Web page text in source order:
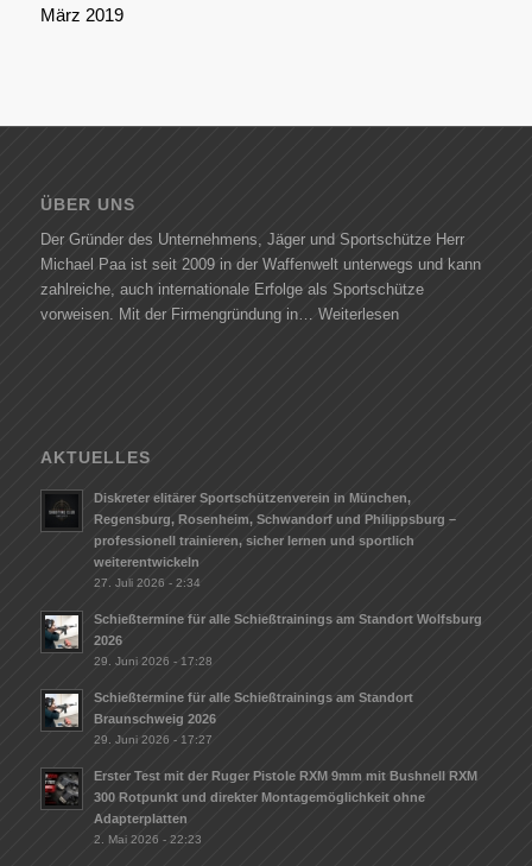
März 2019
ÜBER UNS
Der Gründer des Unternehmens, Jäger und Sportschütze Herr
Michael Paa ist seit 2009 in der Waffenwelt unterwegs und kann
zahlreiche, auch internationale Erfolge als Sportschütze
vorweisen. Mit der Firmengründung in… Weiterlesen
AKTUELLES
Diskreter elitärer Sportschützenverein in München,
Regensburg, Rosenheim, Schwandorf und Philippsburg –
professionell trainieren, sicher lernen und sportlich
weiterentwickeln
27. Juli 2026 - 2:34
Schießtermine für alle Schießtrainings am Standort Wolfsburg
2026
29. Juni 2026 - 17:28
Schießtermine für alle Schießtrainings am Standort
Braunschweig 2026
29. Juni 2026 - 17:27
Erster Test mit der Ruger Pistole RXM 9mm mit Bushnell RXM
300 Rotpunkt und direkter Montagemöglichkeit ohne
Adapterplatten
2. Mai 2026 - 22:23